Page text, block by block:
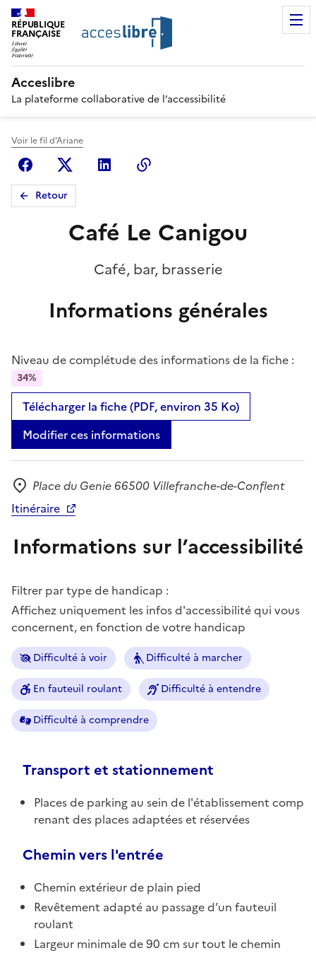
RÉPUBLIQUE
FRANÇAISE
Acceslibre
La plateforme collaborative de l’accessibilité
Voir le fil d'Ariane
FacebookX (anciennement Twitter)
Linkedin
Retour
Café Le Canigou
Café, bar, brasserie
Informations générales
Niveau de complétude des informations de la fiche :
34%
Télécharger la fiche (PDF, environ 35 Ko)
Modifier ces informations
Adresse
Place du Genie 66500 Villefranche-de-Conflent
Itinéraire
Informations sur l’accessibilité
Filtrer par type de handicap :
Affichez uniquement les infos d'accessibilité qui vous
concernent, en fonction de votre handicap
Difficulté à voir Difficulté à marcher
En fauteuil roulant Difficulté à entendre
Difficulté à comprendre
Transport et stationnement
Places de parking au sein de l'établissement comp
renant des places adaptées et réservées
Chemin vers l'entrée
Chemin extérieur de plain pied
Revêtement adapté au passage d’un fauteuil
roulant
Largeur minimale de 90 cm sur tout le chemin